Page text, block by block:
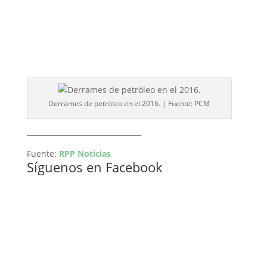
Derrames de petróleo en el 2016. | Fuente: PCM
Fuente: RPP Noticias
Síguenos en Facebook